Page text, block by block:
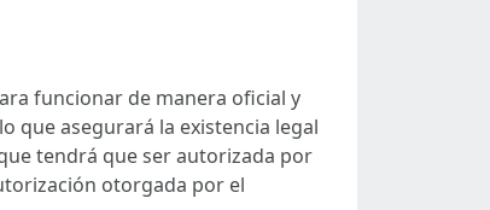
funcionar de manera oficial y
que asegurará la existencia legal
tendrá que ser autorizada por
otorgada por el